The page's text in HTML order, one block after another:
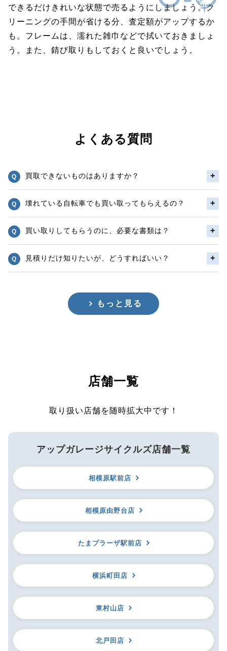
できるだけきれいな状態で売るようにしましょう。ク
リーニングの手間が省ける分、査定額がアップするか
も。フレームは、濡れた雑巾などで拭いておきましょ
う。また、錆び取りもしておくと良いでしょう。
よくある質問
買取できないものはありますか？
壊れている自転車でも買い取ってもらえるの？
買い取りしてもらうのに、必要な書類は？
見積りだけ知りたいが、どうすればいい？
もっと見る
店舗一覧
取り扱い店舗を随時拡大中です！
アップガレージサイクルズ店舗一覧
相模原駅前店
相模原由野台店
たまプラーザ駅前店
横浜町田店
東村山店
北戸田店